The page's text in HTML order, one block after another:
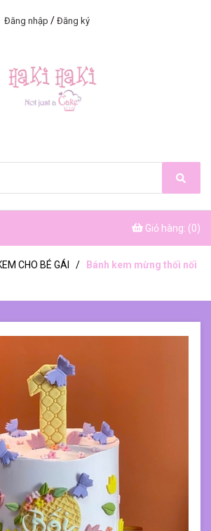
Đăng nhập / Đăng ký
Giỏ hàng: (0)
CHO BÉ GÁI /
Bánh kem mừng thối nối